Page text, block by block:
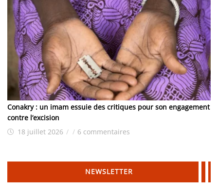
Conakry : un imam essuie des critiques pour son engagement
contre l’excision
18 juillet 2026 / / 6 commentaires
NEWSLETTER